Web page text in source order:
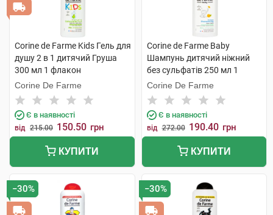
Corine de Farme Kids Гель для
душу 2 в 1 дитячий Груша
300 мл 1 флакон
Corine De Farme
Є в наявності
від 215.00 150.50 грн
КУПИТИ
Corine de Farme Baby
Шампунь дитячий ніжний
без сульфатів 250 мл 1
флакон
Corine De Farme
Є в наявності
від 272.00 190.40 грн
КУПИТИ
−30% −30%